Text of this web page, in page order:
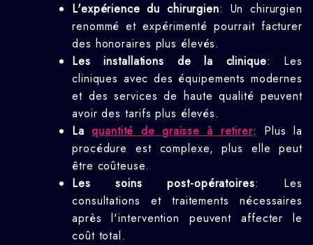
L'expérience du chirurgien: Un chirurgien
renommé et expérimenté pourrait facturer
des honoraires plus élevés.
Les installations de la clinique: Les
cliniques avec des équipements modernes
et des services de haute qualité peuvent
avoir des tarifs plus élevés.
Laquantité de graisse à retirer: Plus la
procédure est complexe, plus elle peut
être coûteuse.
Les soins post-opératoires: Les
consultations et traitements nécessaires
après l'intervention peuvent affecter le
coût total.